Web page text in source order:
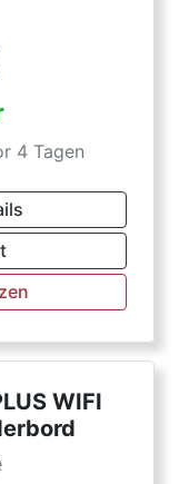
4 Tagen
WIFI